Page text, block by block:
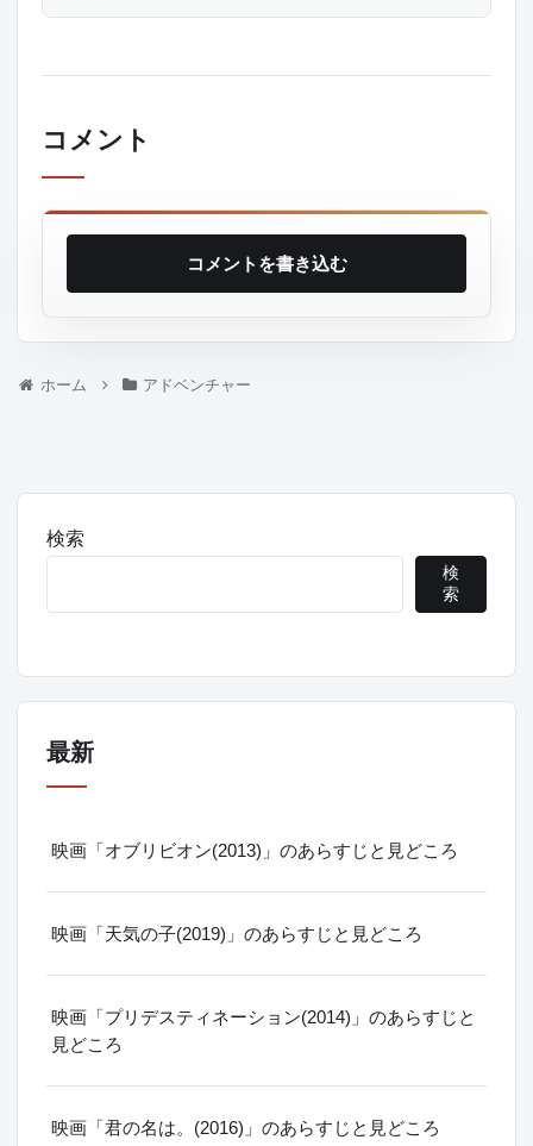
コメント
コメントを書き込む
ホーム アドベンチャー
検索
検
索
最新
映画「オブリビオン(2013)」のあらすじと見どころ
映画「天気の子(2019)」のあらすじと見どころ
映画「プリデスティネーション(2014)」のあらすじと
見どころ
映画「君の名は。(2016)」のあらすじと見どころ